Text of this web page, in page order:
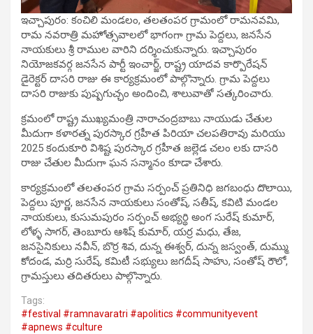
ఇచ్చాపురం: కంచిలి మండలం, తలతంపర గ్రామంలో రామనవమి,
రామ నవరాత్రి మహోత్సవాలలో భాగంగా గ్రామ పెద్దలు, జనసేన
నాయకులు శ్రీ రాముల వారిని దర్శించుకున్నారు. ఇచ్చాపురం
నియోజకవర్గ జనసేన పార్టీ ఇంచార్జ్, రాష్ట్ర యాదవ కార్పొరేషన్
డైరెక్టర్ దాసరి రాజు ఈ కార్యక్రమంలో పాల్గొన్నారు. గ్రామ పెద్దలు
దాసరి రాజుకు పుష్పగుచ్ఛం అందించి, శాలువాతో సత్కరించారు.
క్రమంలో రాష్ట్ర ముఖ్యమంత్రి నారాచంద్రబాబు నాయుడు చేతుల
మీదుగా కళారత్న పురస్కార గ్రహీత పిరియా చలపతిరావు మరియు
2025 కందుకూరి విశిష్ట పురస్కార గ్రహీత జల్లెడ చలం లకు దాసరి
రాజు చేతుల మీదుగా ఘన సన్మానం కూడా చేశారు.
కార్యక్రమంలో తలతంపర గ్రామ సర్పంచ్ ప్రతినిధి జగబంధు దొలాయి,
పెద్దలు పూర్ణ, జనసేన నాయకులు సంతోష్, సతీష్, కవిటి మండల
నాయకులు, కుసుమపురం సర్పంచ్ అభ్యర్థి అంగ సురేష్ కుమార్,
లోళ్ళ సాగర్, తెంబూరు ఆశిష్ కుమార్, యర్ర మధు, తేజ,
జనసైనికులు నవీన్, బొర్ర శివ, దున్న ఈశ్వర్, దున్న జస్వంత్, దుమ్ము
కోదండ, మర్రి సురేష్, కమిటీ సభ్యులు జగదీష్ సాహు, సంతోష్ రౌలో,
గ్రామస్తులు తదితరులు పాల్గొన్నారు.
Tags:
#festival #ramnavaratri #apolitics #communityevent
#apnews #culture